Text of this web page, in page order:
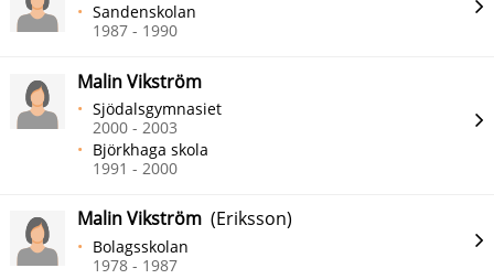
Sandenskolan
1987 - 1990
Malin Vikström
Sjödalsgymnasiet
2000 - 2003
Björkhaga skola
1991 - 2000
Malin Vikström (Eriksson)
Bolagsskolan
1978 - 1987